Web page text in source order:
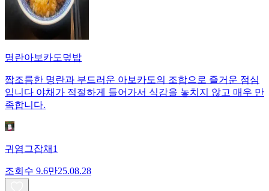
명란아보카도덮밥
짭조름한 명란과 부드러운 아보카도의 조합으로 즐거운 점심
입니다 야채가 적절하게 들어가서 식감을 놓치지 않고 매우 만
족합니다.
귀염그잡채1
조회수 9.6만25.08.28